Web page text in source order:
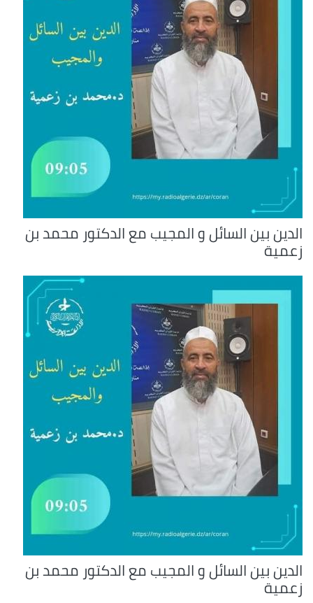
الدين بين السائل و المجيب مع الدكتور محمد بن
زعمية
الدين بين السائل و المجيب مع الدكتور محمد بن
زعمية